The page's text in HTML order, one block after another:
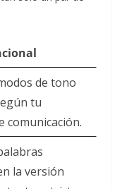
de tono
tu
comunicación.
la versión